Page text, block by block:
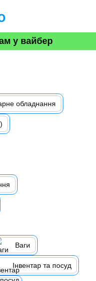
у вайбер
обладнання
Ваги
Інвентар та посуд